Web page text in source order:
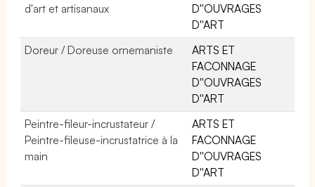
d'art et artisanaux
D''OUVRAGES
D''ART
Doreur / Doreuse ornemaniste
ARTS ET
FACONNAGE
D''OUVRAGES
D''ART
Peintre-fileur-incrustateur /
Peintre-fileuse-incrustatrice à la
main
ARTS ET
FACONNAGE
D''OUVRAGES
D''ART